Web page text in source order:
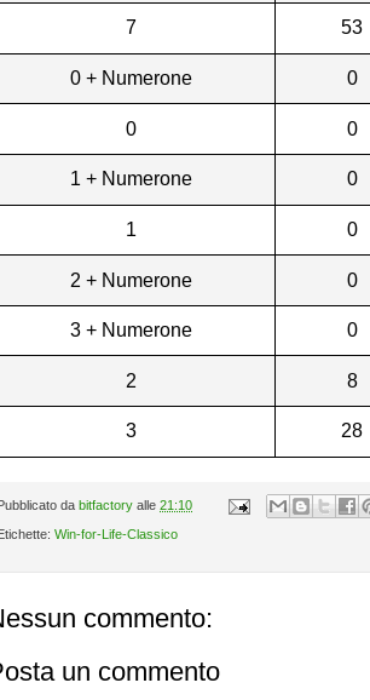
7 53
0 + Numerone 0
0 0
1 + Numerone 0
1 0
2 + Numerone 0
3 + Numerone 0
2 8
3 28
da bitfactory alle 21:10
Win-for-Life-Classico
commento:
un commento